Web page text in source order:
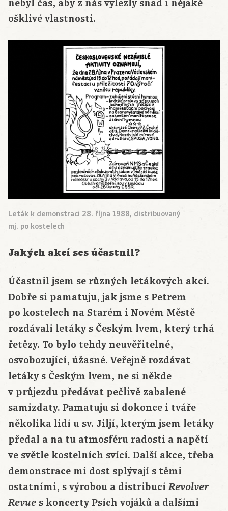
nebyl čas, aby z nás vylezly snad i nějaké
ošklivé vlastnosti.
Leták k demonstraci 28. října 1988, distribuovaný
mj. po kostelech
Jakých akcí ses účastnil?
Účastnil jsem se různých letákových akcí.
Dobře si pamatuju, jak jsme s Petrem
po kostelech na Starém i Novém Městě
rozdávali letáky s Českým lvem, který trhá
řetězy. To bylo tehdy neuvěřitelné,
osvobozující, úžasné. Veřejně rozdávat
letáky s Českým lvem, ne si někde
v průjezdu předávat pečlivě zabalené
samizdaty. Pamatuju si dokonce i tváře
několika lidí u sv. Jiljí, kterým jsem letáky
předal a na tu atmosféru radosti a napětí
ve světle kostelních svící. Další akce, třeba
demonstrace mi dost splývají s těmi
ostatními, s výrobou a distribucí Revolver
Revue s koncerty Psích vojáků a dalšími